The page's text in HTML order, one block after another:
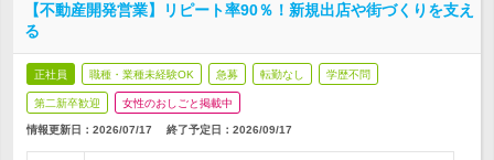
【不動産開発営業】リピート率90％！新規出店や街づくりを支え
る
正社員 職種・業種未経験OK 急募 転勤なし 学歴不問
第二新卒歓迎 女性のおしごと掲載中
情報更新日：2026/07/17 終了予定日： 2026/09/17